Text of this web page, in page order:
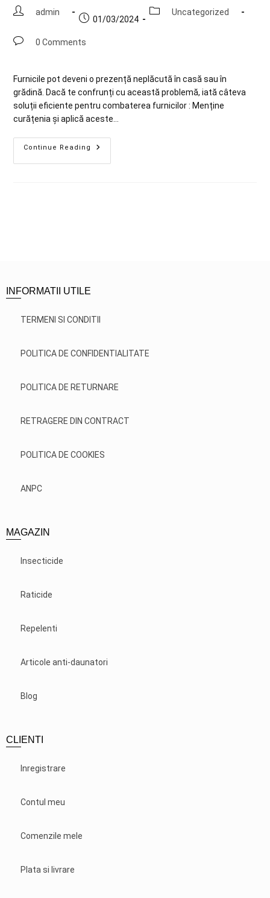
admin
01/03/2024
Uncategorized
0 Comments
Furnicile pot deveni o prezență neplăcută în casă sau în
grădină. Dacă te confrunți cu această problemă, iată câteva
soluții eficiente pentru combaterea furnicilor : Menține
curățenia și aplică aceste…
Continue Reading
INFORMATII UTILE
TERMENI SI CONDITII
POLITICA DE CONFIDENTIALITATE
POLITICA DE RETURNARE
RETRAGERE DIN CONTRACT
POLITICA DE COOKIES
ANPC
MAGAZIN
Insecticide
Raticide
Repelenti
Articole anti-daunatori
Blog
CLIENTI
Inregistrare
Contul meu
Comenzile mele
Plata si livrare